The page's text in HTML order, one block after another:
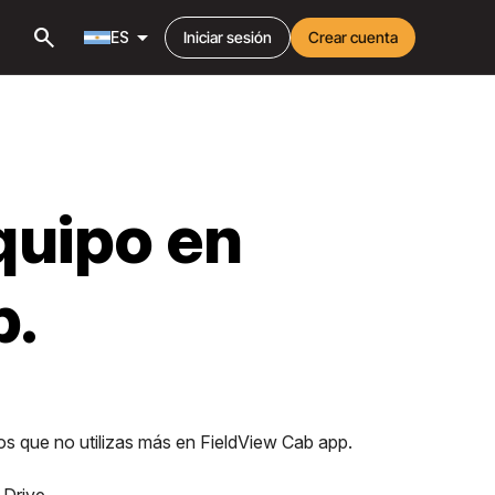
search ES arrow_drop_down Iniciar sesión Crear cuenta
en
que no utilizas más en FieldView Cab app.